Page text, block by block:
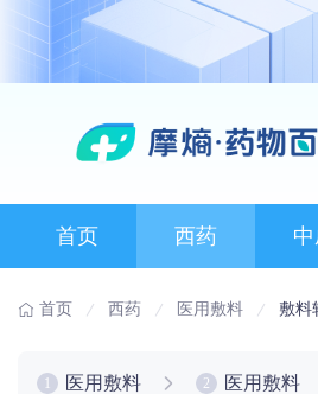
首页 西药
首页 西药 医用敷料 敷料
医用敷料 2 医用敷料